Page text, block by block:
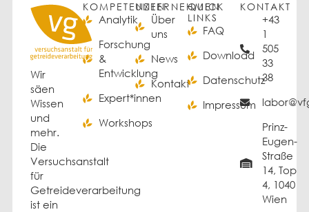
Wir
säen
Wissen
und
mehr.
Die
Versuchsanstalt
für
Getreideverarbeitung
ist ein
KOMPETENZEN
Analytik
Forschung
&
Entwicklung
Expert*innen
Workshops
UNTERNEHMEN
Über
uns
News
Kontakt
QUICK
LINKS
FAQ
Download
Datenschutz
Impressum
KONTAKT
+43
1
505
33
38
Prinz-
Eugen-
Straße
14, Top
4, 1040
Wien